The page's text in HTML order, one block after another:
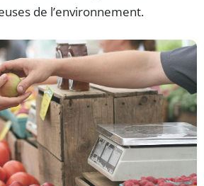
de l’environnement.